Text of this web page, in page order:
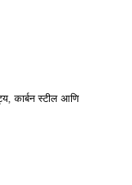
कार्बन स्टील आणि